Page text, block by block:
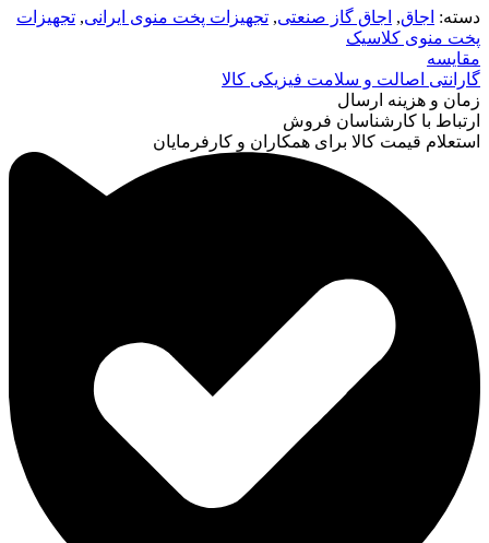
دسته: اجاق, اجاق گاز صنعتی, تجهیزات پخت منوی ایرانی, تجهیزات
پخت منوی کلاسیک
مقایسه
گارانتی اصالت و سلامت فیزیکی کالا
زمان و هزینه ارسال
ارتباط با کارشناسان فروش
استعلام قیمت کالا برای همکاران و کارفرمایان